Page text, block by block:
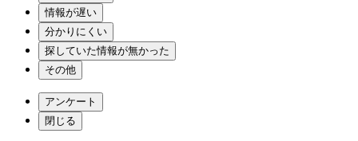
情報が遅い
分かりにくい
探していた情報が無かった
その他
アンケート
閉じる